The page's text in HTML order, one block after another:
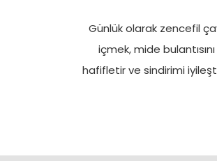
Günlük olarak zencefil
içmek, mide bulantısını
hafifletir ve sindirimi